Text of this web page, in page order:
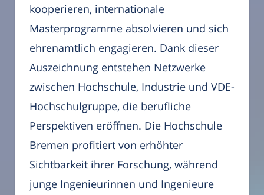
kooperieren, internationale
Masterprogramme absolvieren und sich
ehrenamtlich engagieren. Dank dieser
Auszeichnung entstehen Netzwerke
zwischen Hochschule, Industrie und VDE-
Hochschulgruppe, die berufliche
Perspektiven eröffnen. Die Hochschule
Bremen profitiert von erhöhter
Sichtbarkeit ihrer Forschung, während
junge Ingenieurinnen und Ingenieure